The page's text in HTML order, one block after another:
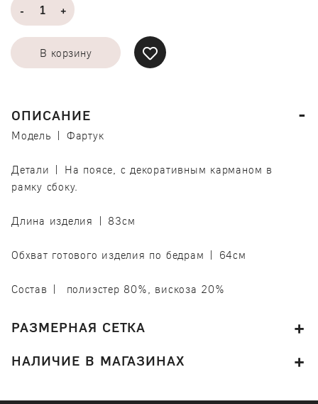
- +
В корзину
ОПИСАНИЕ
Модель | Фартук
Детали | На поясе, с декоративным карманом в
рамку сбоку.
Длина изделия | 83см
Обхват готового изделия по бедрам | 64см
Состав | полиэстер 80%, вискоза 20%
РАЗМЕРНАЯ СЕТКА
НАЛИЧИЕ В МАГАЗИНАХ